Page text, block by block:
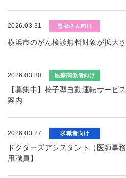
2026.03.31 患者さん向け
横浜市のがん検診無料対象が拡大
2026.03.30 医療関係者向け
【募集中】椅子型自動運転サービ
案内
2026.03.27 求職者向け
ドクターズアシスタント（医師事
用職員】